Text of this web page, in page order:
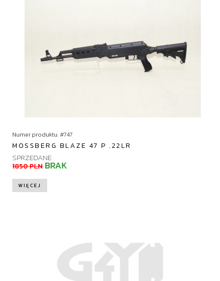
Numer produktu: #747
MOSSBERG BLAZE 47 P .22LR
SPRZEDANE
1850 PLN BRAK
WIĘCEJ